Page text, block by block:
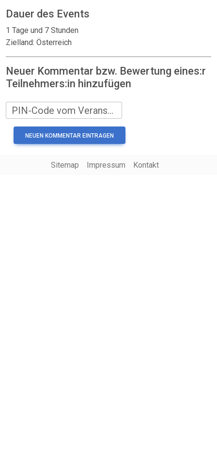
Dauer des Events
1 Tage und 7 Stunden
Zielland: Österreich
Neuer Kommentar bzw. Bewertung eines:r
Teilnehmers:in hinzufügen
PIN-Code vom Veranstalter
Sitemap Impressum Kontakt